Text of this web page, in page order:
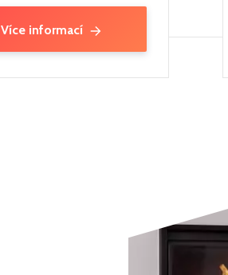
Více informací